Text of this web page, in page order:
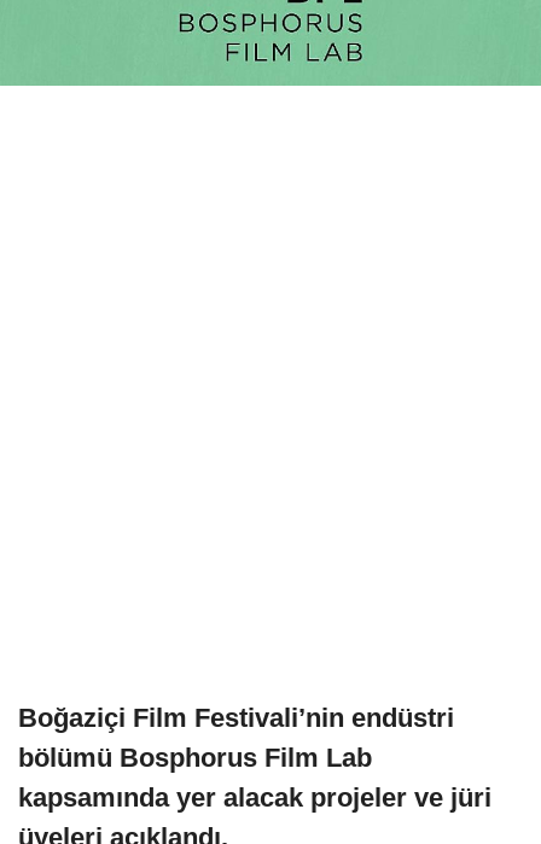
Boğaziçi Film Festivali’nin endüstri
bölümü Bosphorus Film Lab
kapsamında yer alacak projeler ve jüri
üyeleri açıklandı.